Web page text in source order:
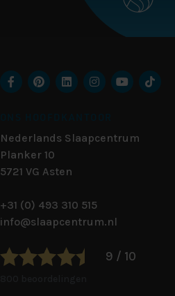
Nederlands Slaapcentrum
Planker 10
5721 VG Asten
+31 (0) 493 310 515
info@slaapcentrum.nl
9 / 10